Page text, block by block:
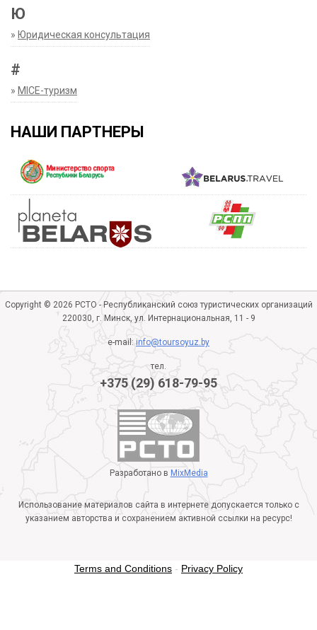
Ю
» Юридическая консультация
#
» MICE-туризм
НАШИ ПАРТНЕРЫ
Copyright © 2026 РСТО - Республиканский союз туристических организаций
220030, г. Минск, ул. Интернациональная, 11 - 9
e-mail:info@toursoyuz.by
тел.
+375 (29) 618-79-95
Разработано в MixMedia
Использование материалов сайта в интернете допускается только с
указанием авторства и сохранением активной ссылки на ресурс!
Terms and Conditions - Privacy Policy